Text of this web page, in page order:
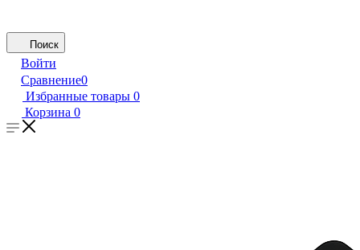
Поиск
Войти
Сравнение0
Избранные товары 0
Корзина 0